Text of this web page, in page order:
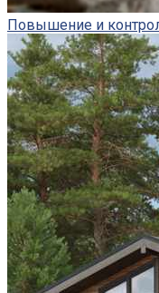
Повышение и